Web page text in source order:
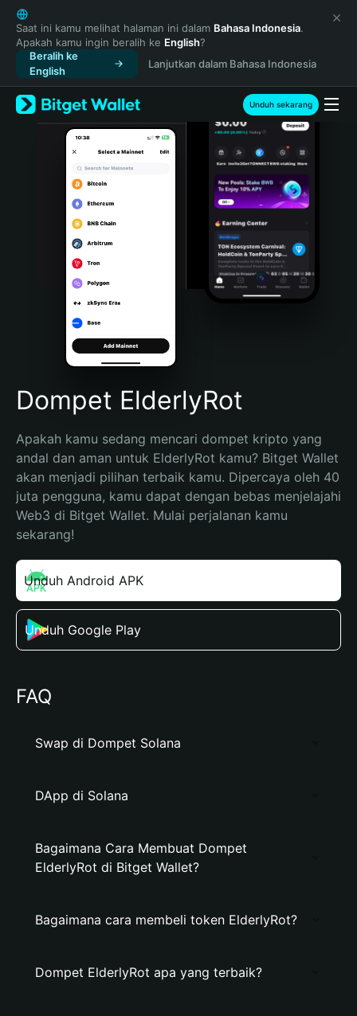
English
日本語
Tiếng Việt
Русский
Español (Latinoamérica)
Türkçe
Italiano
Português (Portugal)
Bahasa Indonesia
Português (Brasil)
Español (Argentina)
Saat ini kamu melihat halaman ini dalam Bahasa Indonesia.
Apakah kamu ingin beralih ke English?
Beralih ke
English
Lanjutkan dalam Bahasa Indonesia
Unduh sekarang
Dompet ElderlyRot
Apakah kamu sedang mencari dompet kripto yang
andal dan aman untuk ElderlyRot kamu? Bitget Wallet
akan menjadi pilihan terbaik kamu. Dipercaya oleh 40
juta pengguna, kamu dapat dengan bebas menjelajahi
Web3 di Bitget Wallet. Mulai perjalanan kamu
sekarang!
Unduh Android APK
Unduh Google Play
FAQ
Swap di Dompet Solana
DApp di Solana
Bagaimana Cara Membuat Dompet
ElderlyRot di Bitget Wallet?
Bagaimana cara membeli token ElderlyRot?
Dompet ElderlyRot apa yang terbaik?